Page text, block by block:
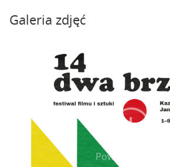
Galeria zdjęć
Powiększ zdjęcie